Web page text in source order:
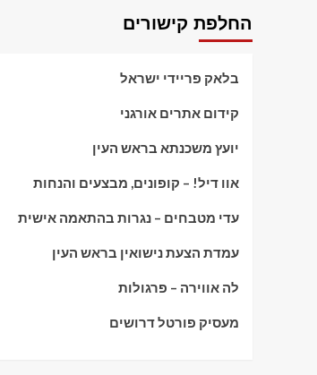
החלפת קישורים
בלאק פריידי ישראל
קידום אתרים אורגני
יועץ משכנתא בראש העין
אוו דיל! – קופונים, מבצעים והנחות
עדי מטבחים – נגרות בהתאמה אישית
עמדת הצעת נישואין בראש העין
לה אווירה – פרגולות
מעסיק פורטל דרושים